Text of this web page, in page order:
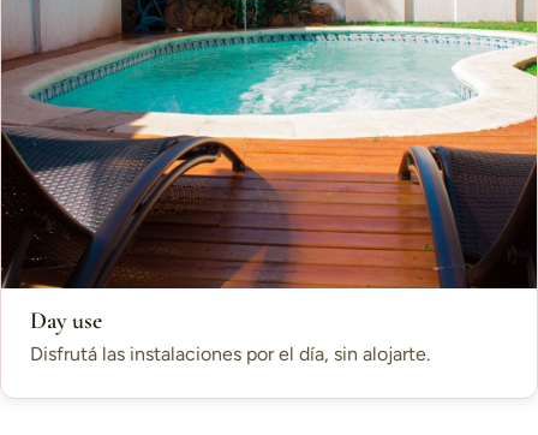
Day use
Disfrutá las instalaciones por el día, sin alojarte.